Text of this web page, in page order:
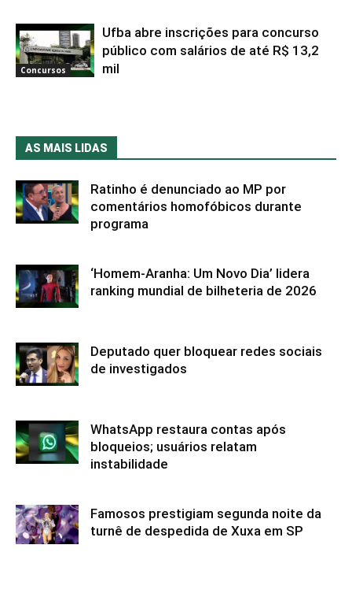
Concursos
Ufba abre inscrições para concurso
público com salários de até R$ 13,2
mil
AS MAIS LIDAS
Ratinho é denunciado ao MP por
comentários homofóbicos durante
programa
‘Homem-Aranha: Um Novo Dia’ lidera
ranking mundial de bilheteria de 2026
Deputado quer bloquear redes sociais
de investigados
WhatsApp restaura contas após
bloqueios; usuários relatam
instabilidade
Famosos prestigiam segunda noite da
turnê de despedida de Xuxa em SP